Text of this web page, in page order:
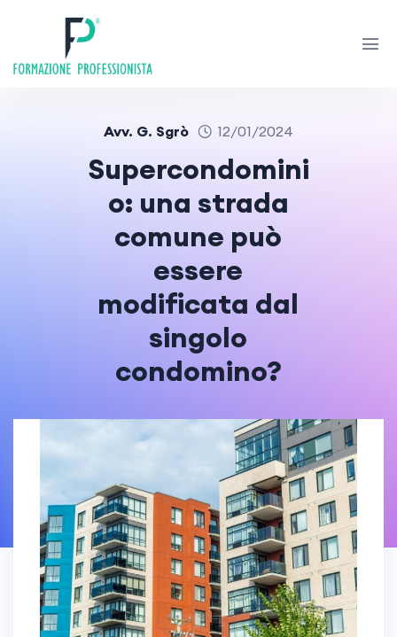
Avv. G. Sgrò 12/01/2024
Supercondomini
o: una strada
comune può
essere
modificata dal
singolo
condomino?